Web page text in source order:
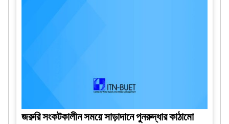
জরুরি সংকটকালীন সময়ে সাড়াদানে পুনরুদ্ধার কাঠামো